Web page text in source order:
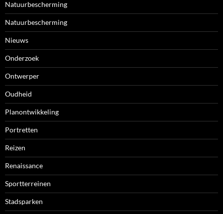
Natuurbescherming
Natuurbescherming
Nieuws
Onderzoek
Ontwerper
Oudheid
Planontwikkeling
Portretten
Reizen
Renaissance
Sportterreinen
Stadsparken